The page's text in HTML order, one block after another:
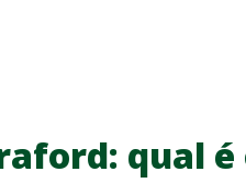
qual